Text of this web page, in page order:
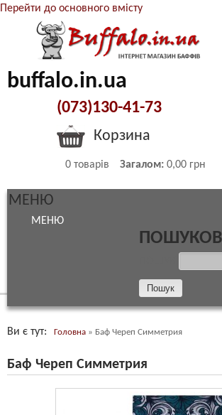
Перейти до основного вмісту
buffalo.in.ua
(073)130-41-73
Корзина
0 товарів Загалом: 0,00 грн
МЕНЮ
МЕНЮ
Ви є тут Головна » Баф Череп Симметрия
Баф Череп Симметрия